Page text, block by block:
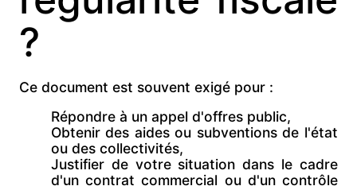
?
Ce document est souvent exigé pour :
Répondre à un appel d'offres public,
Obtenir des aides ou subventions de l'état
ou des collectivités,
Justifier de votre situation dans le cadre
d'uncontrat commercial ou d'un contrôle